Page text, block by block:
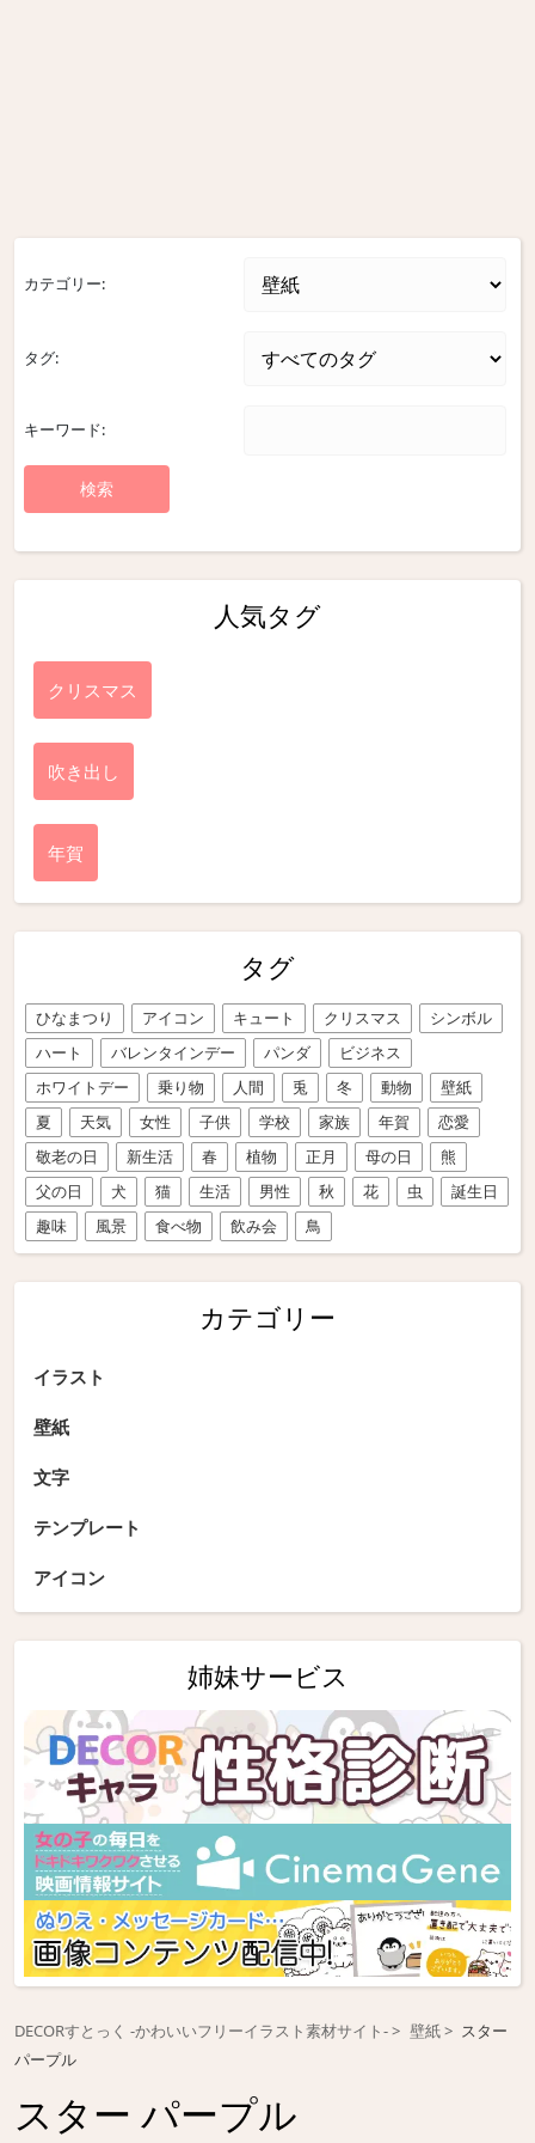
カテゴリー:
タグ:
キーワード:
人気タグ
クリスマス
吹き出し
年賀
タグ
ひなまつり アイコン キュート クリスマス
シンボル
ハート
バレンタインデー パンダ
ビジネス
ホワイトデー
乗り物 人間 兎 冬 動物
壁紙
夏
天気 女性 子供 学校 家族 年賀
恋愛
敬老の日
新生活 春 植物 正月 母の日
熊
父の日
犬 猫 生活 男性 秋 花 虫
誕生日
趣味
風景 食べ物 飲み会 鳥
カテゴリー
イラスト
壁紙
文字
テンプレート
アイコン
姉妹サービス
DECORすとっく -かわいいフリーイラスト素材サイト- 壁紙
スター
パープル
スター パープル